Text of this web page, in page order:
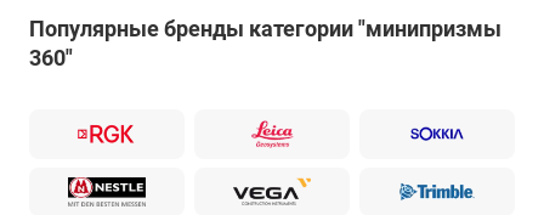
Популярные бренды категории "минипризмы
360"